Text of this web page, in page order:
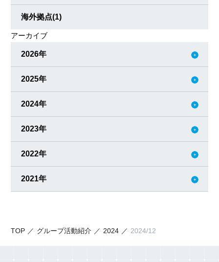
海外拠点(1)
アーカイブ
2026年
2025年
2024年
2023年
2022年
2021年
TOP グループ活動紹介 2024 2024/12